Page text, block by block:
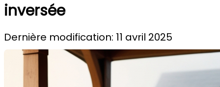
inversée
Dernière modification: 11 avril 2025